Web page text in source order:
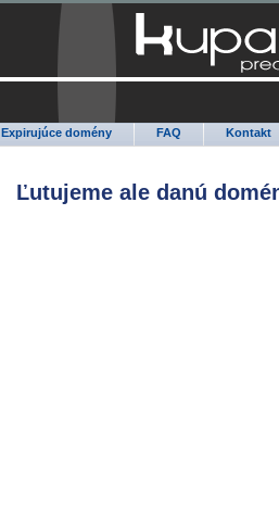
Expirujúce domény FAQ Kontakt
Ľutujeme ale danú